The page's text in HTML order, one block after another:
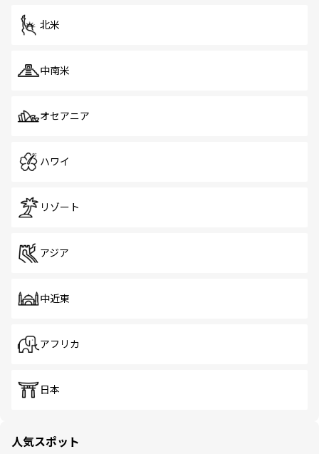
北米
中南米
オセアニア
ハワイ
リゾート
アジア
中近東
アフリカ
日本
人気スポット